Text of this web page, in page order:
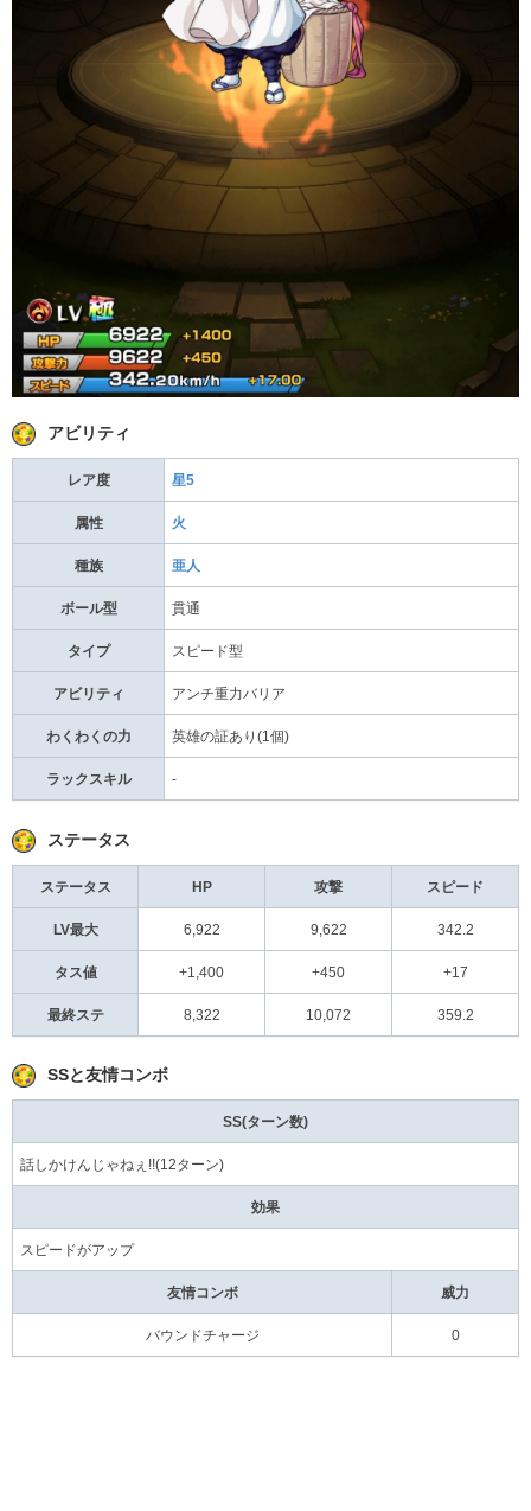
アビリティ
レア度 星5
属性 火
種族 亜人
ボール型 貫通
タイプ スピード型
アビリティ アンチ重力バリア
わくわくの力 英雄の証あり(1個)
ラックスキル -
ステータス
ステータス HP 攻撃 スピード
LV最大 6,922 9,622 342.2
タス値 +1,400 +450 +17
最終ステ 8,322 10,072 359.2
SSと友情コンボ
SS(ターン数)
話しかけんじゃねぇ!!(12ターン)
効果
スピードがアップ
友情コンボ 威力
バウンドチャージ 0